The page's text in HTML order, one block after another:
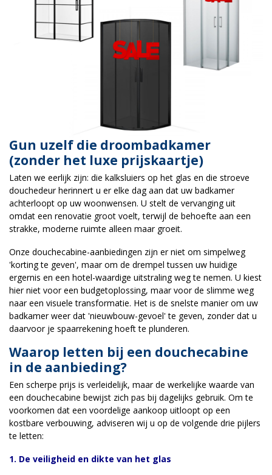
Gun uzelf die droombadkamer
(zonder het luxe prijskaartje)
Laten we eerlijk zijn: die kalksluiers op het glas en die stroeve
douchedeur herinnert u er elke dag aan dat uw badkamer
achterloopt op uw woonwensen. U stelt de vervanging uit
omdat een renovatie groot voelt, terwijl de behoefte aan een
strakke, moderne ruimte alleen maar groeit.
Onze douchecabine-aanbiedingen zijn er niet om simpelweg
'korting te geven', maar om de drempel tussen uw huidige
ergernis en een hotel-waardige uitstraling weg te nemen. U kiest
hier niet voor een budgetoplossing, maar voor de slimme weg
naar een visuele transformatie. Het is de snelste manier om uw
badkamer weer dat 'nieuwbouw-gevoel' te geven, zonder dat u
daarvoor je spaarrekening hoeft te plunderen.
Waarop letten bij een douchecabine
in de aanbieding?
Een scherpe prijs is verleidelijk, maar de werkelijke waarde van
een douchecabine bewijst zich pas bij dagelijks gebruik. Om te
voorkomen dat een voordelige aankoop uitloopt op een
kostbare verbouwing, adviseren wij u op de volgende drie pijlers
te letten:
1. De veiligheid en dikte van het glas